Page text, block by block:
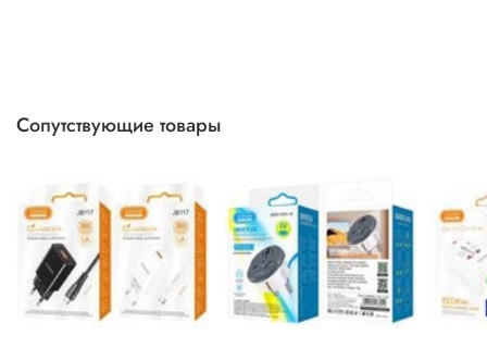
Сопутствующие товары